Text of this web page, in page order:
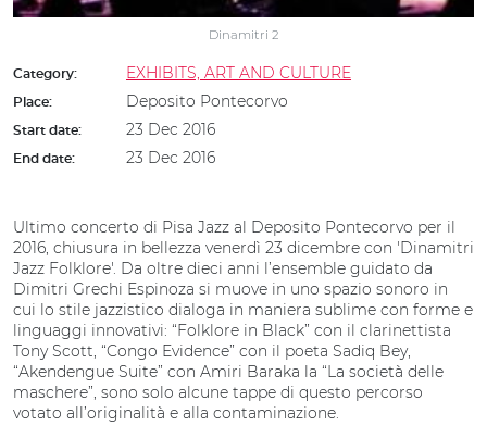
Dinamitri 2
Category: EXHIBITS, ART AND CULTURE
Place: Deposito Pontecorvo
Start date: 23 Dec 2016
End date: 23 Dec 2016
Ultimo concerto di Pisa Jazz al Deposito Pontecorvo per il
2016, chiusura in bellezza venerdì 23 dicembre con 'Dinamitri
Jazz Folklore'. Da oltre dieci anni l’ensemble guidato da
Dimitri Grechi Espinoza si muove in uno spazio sonoro in
cui lo stile jazzistico dialoga in maniera sublime con forme e
linguaggi innovativi: “Folklore in Black” con il clarinettista
Tony Scott, “Congo Evidence” con il poeta Sadiq Bey,
“Akendengue Suite” con Amiri Baraka la “La società delle
maschere”, sono solo alcune tappe di questo percorso
votato all’originalità e alla contaminazione.